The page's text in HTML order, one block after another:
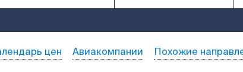
цен Авиакомпании Похожие